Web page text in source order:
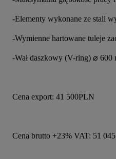
-Elementy wykonane ze stali
-Wymienne hartowane tuleje
-Wał daszkowy (V-ring) ⌀ 600
Cena export: 41 500PLN
Cena brutto +23% VAT: 51